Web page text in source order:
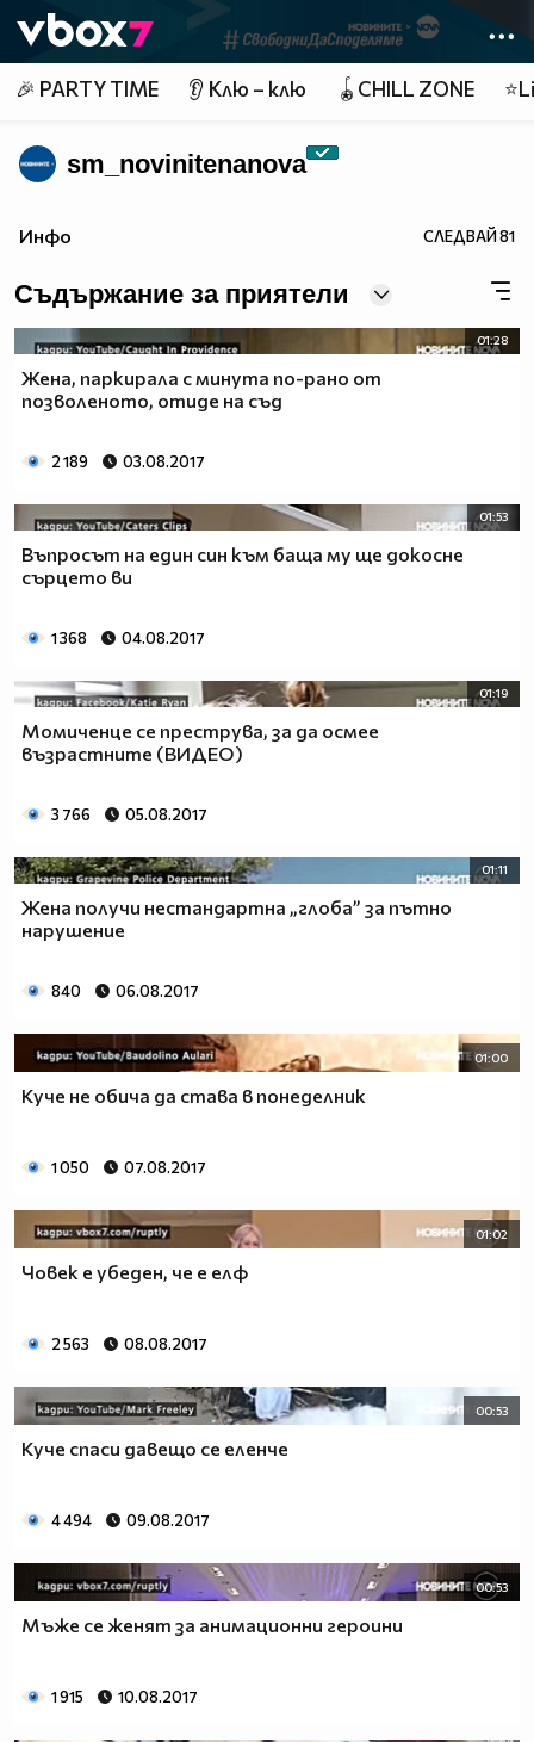
👾
🎉 PARTY TIME 👂 Клю – клю 🪀CHILL ZONE
sm_novinitenanova
Инфо СЛЕДВАЙ81
Съдържание за приятели
01:28
Жена, паркирала с минута по-рано от
позволеното, отиде на съд
2 189 03.08.2017
01:53
Въпросът на един син към баща му ще докосне
сърцето ви
1 368 04.08.2017
01:19
Момиченце се преструва, за да осмее
възрастните (ВИДЕО)
3 766 05.08.2017
01:11
Жена получи нестандартна „глоба” за пътно
нарушение
840 06.08.2017
01:00
Куче не обича да става в понеделник
1 050 07.08.2017
01:02
Човек е убеден, че е елф
2 563 08.08.2017
00:53
Куче спаси давещо се еленче
4 494 09.08.2017
00:53
Мъже се женят за анимационни героини
1 915 10.08.2017